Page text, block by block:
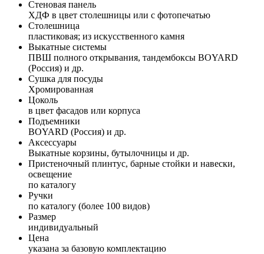
Стеновая панель
ХДФ в цвет столешницы или с фотопечатью
Столешница
пластиковая; из искусственного камня
Выкатные системы
ПВШ полного открывания, тандембоксы BOYARD
(Россия) и др.
Сушка для посуды
Хромированная
Цоколь
в цвет фасадов или корпуса
Подъемники
BOYARD (Россия) и др.
Аксессуары
Выкатные корзины, бутылочницы и др.
Пристеночный плинтус, барные стойки и навески,
освещение
по каталогу
Ручки
по каталогу (более 100 видов)
Размер
индивидуальный
Цена
указана за базовую комплектацию